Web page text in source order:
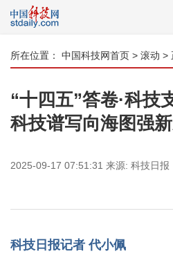
所在位置： 中国科技网首页 > 滚动 >
“十四五”答卷·科技
科技谱写向海图强
2025-09-17 07:51:31 来源: 科技日报
科技日报记者 代小佩